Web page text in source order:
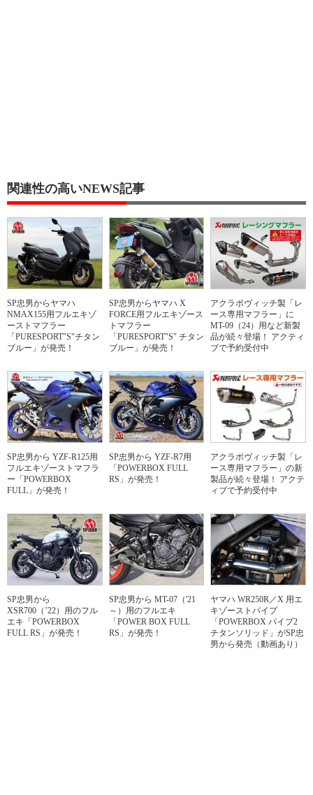
関連性の高いNEWS記事
SP忠男からヤマハ
NMAX155用フルエキゾ
ーストマフラー
「PURESPORT"S"チタン
ブルー」が発売！
SP忠男からヤマハ X
FORCE用フルエキゾース
トマフラー
「PURESPORT"S" チタン
ブルー」が発売！
アクラポヴィッチ製「レ
ース専用マフラー」に
MT-09（24）用など新製
品が続々登場！ アクティ
ブで予約受付中
SP忠男から YZF-R125用
フルエキゾーストマフラ
ー「POWERBOX
FULL」が発売！
SP忠男から YZF-R7用
「POWERBOX FULL
RS」が発売！
アクラポヴィッチ製「レ
ース専用マフラー」の新
製品が続々登場！ アクテ
ィブで予約受付中
SP忠男から
XSR700（’22）用のフル
エキ「POWERBOX
FULL RS」が発売！
SP忠男から MT-07（'21
～）用のフルエキ
「POWER BOX FULL
RS」が発売！
ヤマハ WR250R／X 用エ
キゾーストパイプ
「POWERBOX パイプ2
チタンソリッド」がSP忠
男から発売（動画あり）